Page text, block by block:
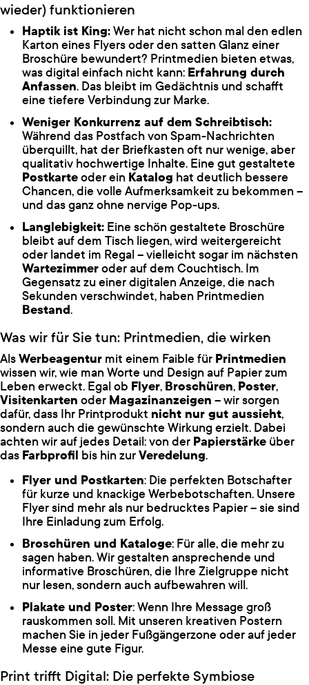
wieder) funktionieren
Haptik ist King:Wer hat nicht schon mal den edlen
Karton eines Flyers oder den satten Glanz einer
Broschüre bewundert? Printmedien bieten etwas,
was digital einfach nicht kann: Erfahrung durch
Anfassen. Das bleibt im Gedächtnis und schafft
eine tiefere Verbindung zur Marke.
Weniger Konkurrenz auf dem Schreibtisch:
Während das Postfach von Spam-Nachrichten
überquillt, hat der Briefkasten oft nur wenige, aber
qualitativ hochwertige Inhalte. Eine gut gestaltete
Postkarteoder ein Katalog hat deutlich bessere
Chancen, die volle Aufmerksamkeit zu bekommen –
und das ganz ohne nervige Pop-ups.
Langlebigkeit: Eine schön gestaltete Broschüre
bleibt auf dem Tisch liegen, wird weitergereicht
oder landet im Regal – vielleicht sogar im nächsten
Wartezimmeroder auf dem Couchtisch. Im
Gegensatz zu einer digitalen Anzeige, die nach
Sekunden verschwindet, haben Printmedien
Bestand.
Was wir für Sie tun: Printmedien, die wirken
AlsWerbeagentur mit einem Faible für Printmedien
wissen wir, wie man Worte und Design auf Papier zum
Leben erweckt. Egal ob Flyer, Broschüren, Poster,
Visitenkarten oder Magazinanzeigen – wir sorgen
dafür, dass Ihr Printprodukt nicht nur gut aussieht,
sondern auch die gewünschte Wirkung erzielt. Dabei
achten wir auf jedes Detail: von der Papierstärke über
das Farbprofil bis hin zurVeredelung.
Flyer und Postkarten: Die perfekten Botschafter
für kurze und knackige Werbebotschaften. Unsere
Flyer sind mehr als nur bedrucktes Papier – sie sind
Ihre Einladung zum Erfolg.
Broschüren und Kataloge: Für alle, die mehr zu
sagen haben. Wir gestalten ansprechende und
informative Broschüren, die Ihre Zielgruppe nicht
nur lesen, sondern auch aufbewahren will.
Plakate und Poster: Wenn Ihre Message groß
rauskommen soll. Mit unseren kreativen Postern
machen Sie in jeder Fußgängerzone oder auf jeder
Messe eine gute Figur.
Print trifft Digital: Die perfekte Symbiose